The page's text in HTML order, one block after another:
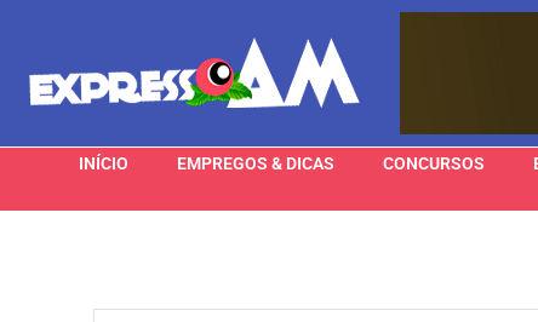
INÍCIO EMPREGOS & DICAS CONCURSOS